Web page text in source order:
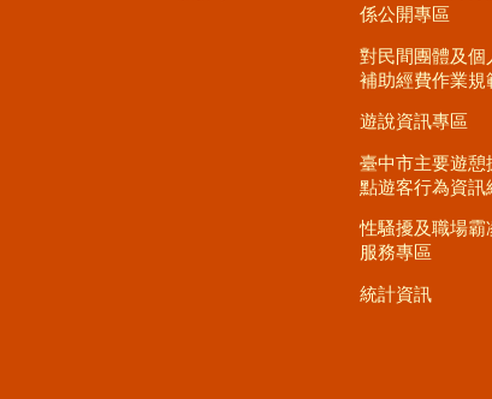
係公開專區
對民間團體及個
補助經費作業規
遊說資訊專區
臺中市主要遊憩
點遊客行為資訊
性騷擾及職場霸
服務專區
統計資訊